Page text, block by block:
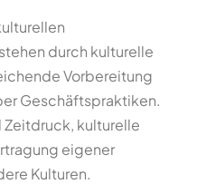
durch kulturelle
Vorbereitung
Geschäftspraktiken.
Zeitdruck, kulturelle
eigener
Kulturen.